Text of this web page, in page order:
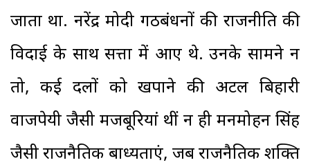
जाता था. नरेंद्र मोदी गठबंधनों की राजनीति की
विदाई के साथ सत्ता में आए थे. उनके सामने न
तो, कई दलों को खपाने की अटल बिहारी
वाजपेयी जैसी मजबूरियां थीं न ही मनमोहन सिंह
जैसी राजनैतिक बाध्यताएं, जब राजनैतिक शक्ति